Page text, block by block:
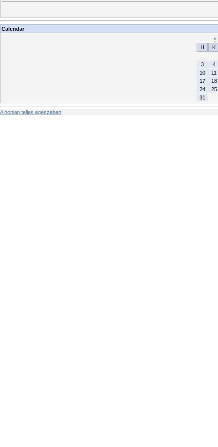
Calendar
«
H
K
3
4
10
11
17
18
24
25
31
A honlap teljes egészében